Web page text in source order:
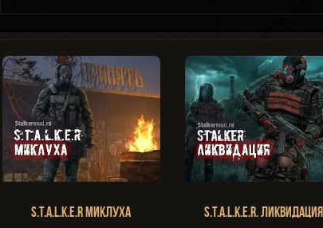
S.T.A.L.K.E.R Миклуха S.T.A.L.K.E.R. Ликвидация